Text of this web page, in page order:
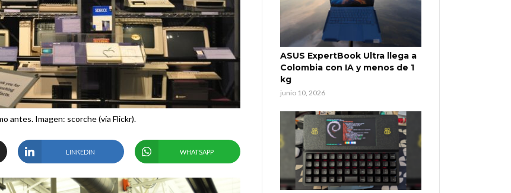
antes. Imagen: scorche (vía Flickr).
LINKEDIN WHATSAPP
ASUS ExpertBook Ultra llega a
Colombia con IA y menos de 1
kg
junio 10, 2026